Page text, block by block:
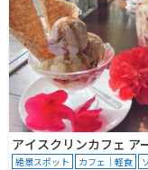
アイスクリンカフェ ア
絶景スポット カフェ｜軽食